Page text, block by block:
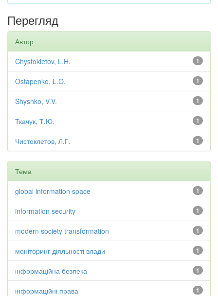
Перегляд
Автор
1
Chystokletov, L.H.
1
Ostapenko, L.O.
1
Shyshko, V.V.
1
Ткачук, Т.Ю.
1
Чистоклетов, Л.Г.
Тема
1
global information space
1
information security
1
modern society transformation
1
моніторинг діяльності влади
1
інформаційна безпека
1
інформаційні права